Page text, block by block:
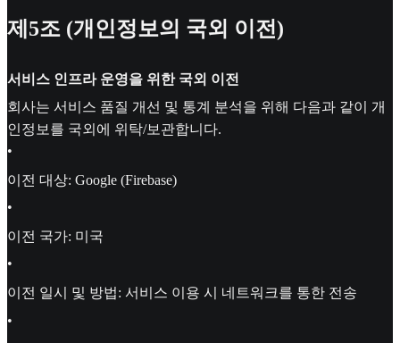
제5조 (개인정보의 국외 이전)
서비스 인프라 운영을 위한 국외 이전
회사는 서비스 품질 개선 및 통계 분석을 위해 다음과 같이 개
인정보를 국외에 위탁/보관합니다.
•
이전 대상: Google (Firebase)
•
이전 국가: 미국
•
이전 일시 및 방법: 서비스 이용 시 네트워크를 통한 전송
•